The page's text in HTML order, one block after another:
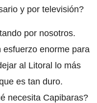
y por televisión?
por nosotros.
enorme para
al Litoral lo más
es tan duro.
necesita Capibaras?